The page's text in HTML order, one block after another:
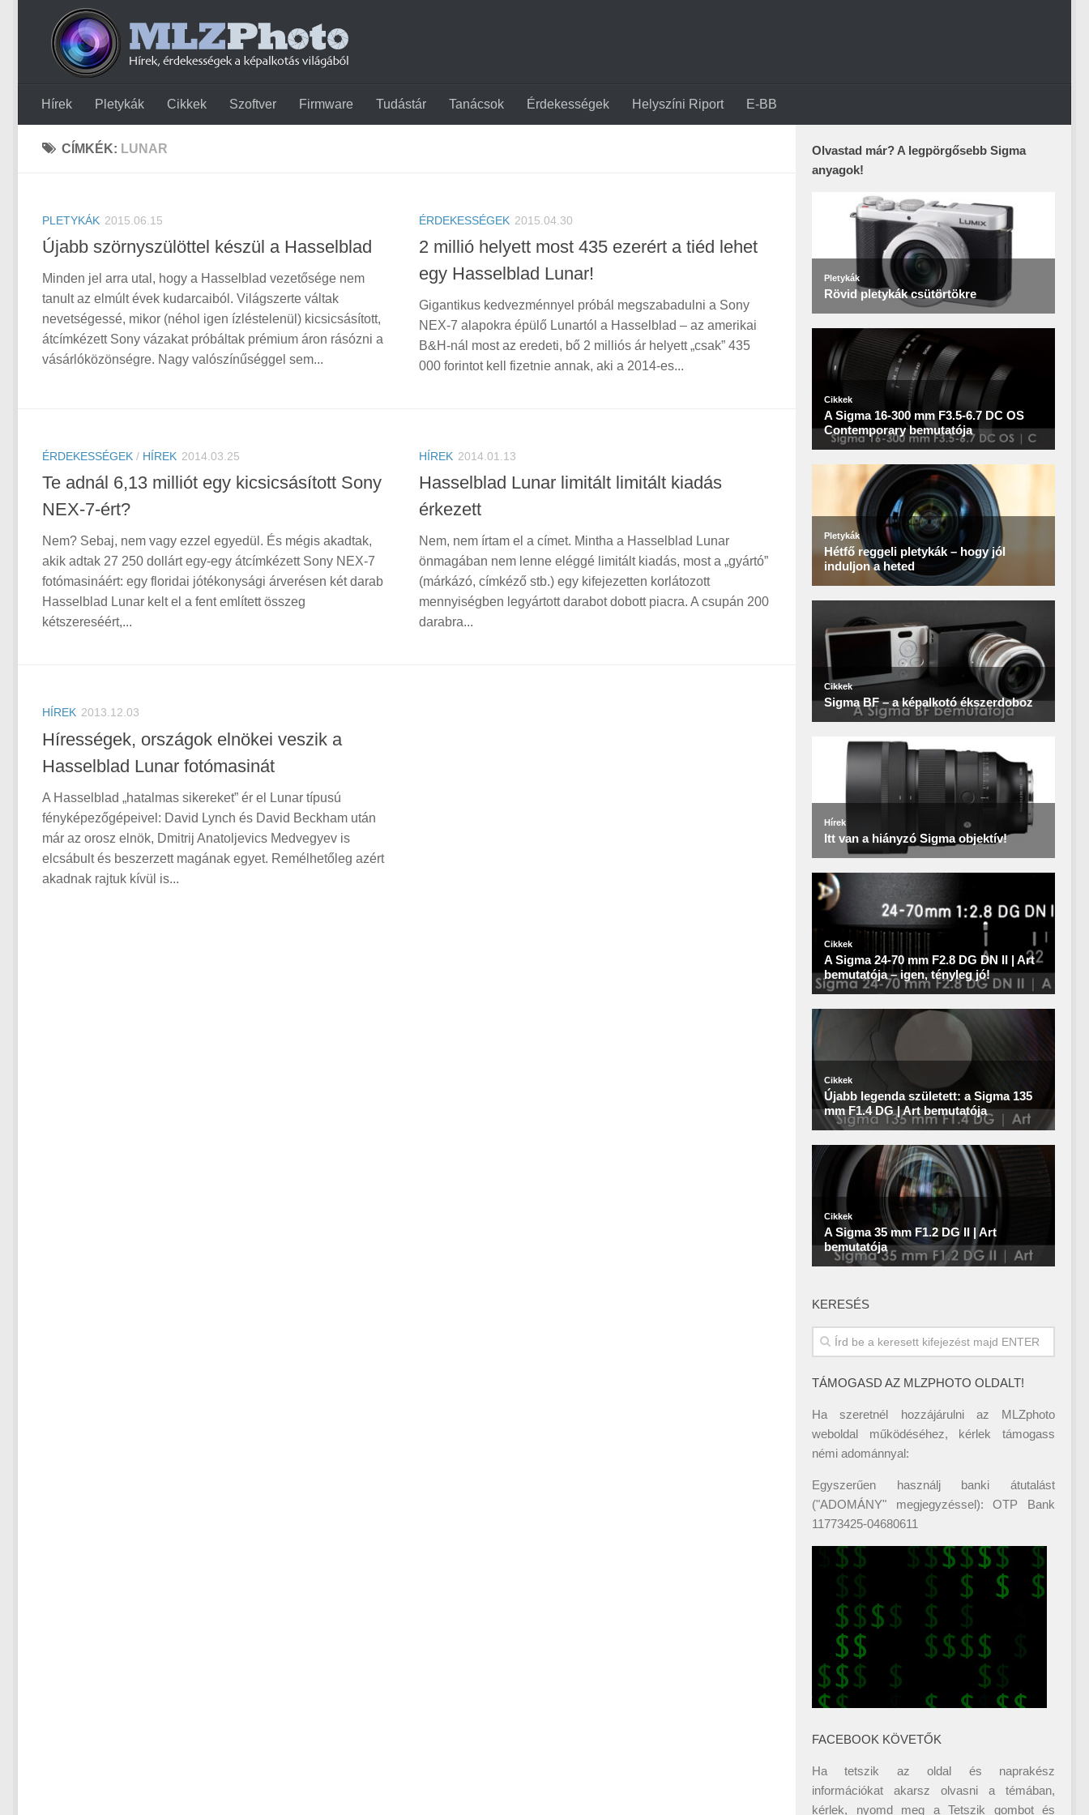
Hírek Pletykák Cikkek Szoftver Firmware Tudástár Tanácsok Érdekességek Helyszíni Riport E-BB
CÍMKÉK: LUNAR
PLETYKÁK 2015.06.15
Újabb szörnyszülöttel készül a Hasselblad
Minden jel arra utal, hogy a Hasselblad vezetősége nem
tanult az elmúlt évek kudarcaiból. Világszerte váltak
nevetségessé, mikor (néhol igen ízléstelenül) kicsicsásított,
átcímkézett Sony vázakat próbáltak prémium áron rásózni a
vásárlóközönségre. Nagy valószínűséggel sem...
ÉRDEKESSÉGEK 2015.04.30
2 millió helyett most 435 ezerért a tiéd lehet
egy Hasselblad Lunar!
Gigantikus kedvezménnyel próbál megszabadulni a Sony
NEX-7 alapokra épülő Lunartól a Hasselblad – az amerikai
B&H-nál most az eredeti, bő 2 milliós ár helyett „csak” 435
000 forintot kell fizetnie annak, aki a 2014-es...
ÉRDEKESSÉGEK / HÍREK 2014.03.25
Te adnál 6,13 milliót egy kicsicsásított Sony
NEX-7-ért?
Nem? Sebaj, nem vagy ezzel egyedül. És mégis akadtak,
akik adtak 27 250 dollárt egy-egy átcímkézett Sony NEX-7
fotómasináért: egy floridai jótékonysági árverésen két darab
Hasselblad Lunar kelt el a fent említett összeg
kétszereséért,...
HÍREK 2014.01.13
Hasselblad Lunar limitált limitált kiadás
érkezett
Nem, nem írtam el a címet. Mintha a Hasselblad Lunar
önmagában nem lenne eléggé limitált kiadás, most a „gyártó”
(márkázó, címkéző stb.) egy kifejezetten korlátozott
mennyiségben legyártott darabot dobott piacra. A csupán 200
darabra...
HÍREK 2013.12.03
Hírességek, országok elnökei veszik a
Hasselblad Lunar fotómasinát
A Hasselblad „hatalmas sikereket” ér el Lunar típusú
fényképezőgépeivel: David Lynch és David Beckham után
már az orosz elnök, Dmitrij Anatoljevics Medvegyev is
elcsábult és beszerzett magának egyet. Remélhetőleg azért
akadnak rajtuk kívül is...
Olvastad már? A legpörgősebb Sigma
anyagok!
KERESÉS
TÁMOGASD AZ MLZPHOTO OLDALT!
Ha szeretnél hozzájárulni az MLZphoto
weboldal működéséhez, kérlek támogass
némi adománnyal:
Egyszerűen használj banki átutalást
("ADOMÁNY" megjegyzéssel): OTP Bank
11773425-04680611
FACEBOOK KÖVETŐK
Ha tetszik az oldal és naprakész
információkat akarsz olvasni a témában,
kérlek, nyomd meg a Tetszik gombot és